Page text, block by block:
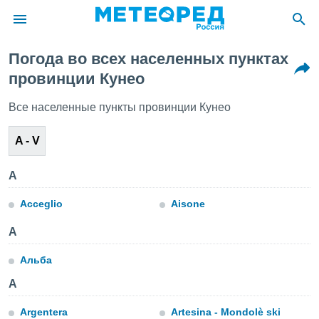
о
к этому
Погода во всех населенных пунктах
провинции Кунео
Все населенные пункты провинции Кунео
A - V
A
Acceglio Aisone
А
Альба
A
Argentera Artesina - Mondolè ski